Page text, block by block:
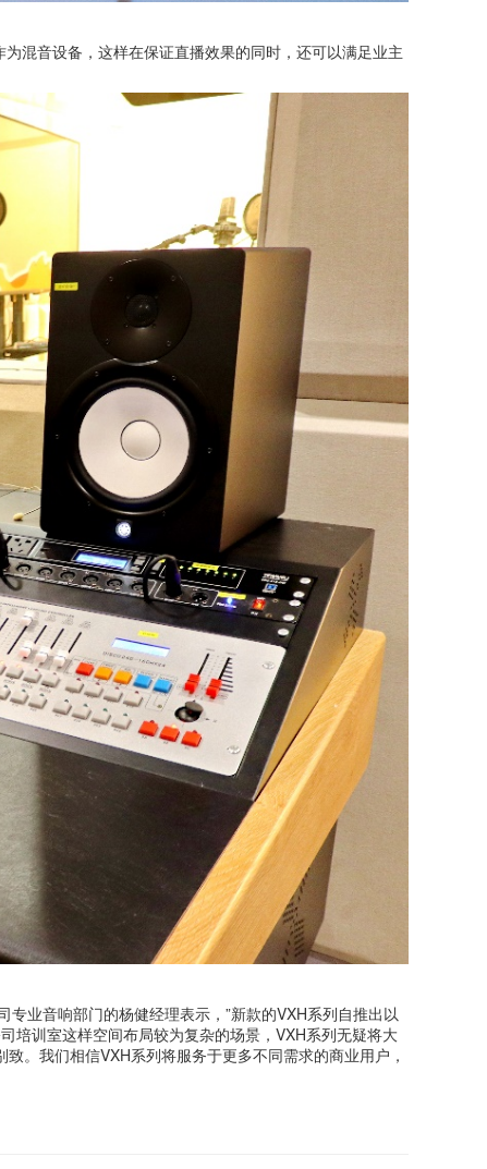
混音设备，这样在保证直播效果的同时，还可以满足业主
业音响部门的杨健经理表示，”新款的VXH系列自推出以
培训室这样空间布局较为复杂的场景，VXH系列无疑将大
。我们相信VXH系列将服务于更多不同需求的商业用户，